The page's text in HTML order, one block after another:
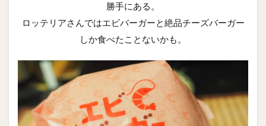
勝手にある。
ロッテリアさんではエビバーガーと絶品チーズバーガー
しか食べたことないかも。